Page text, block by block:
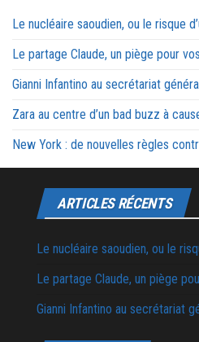
Le nucléaire saoudien, ou le risque
Le partage Claude, un piège pour
Gianni Infantino au secrétariat
Zara au centre d’un bad buzz à
New York : de nouvelles règles
ARTICLES RÉCENTS
Le nucléaire saoudien, ou le
Le partage Claude, un piège
Gianni Infantino au secrétariat